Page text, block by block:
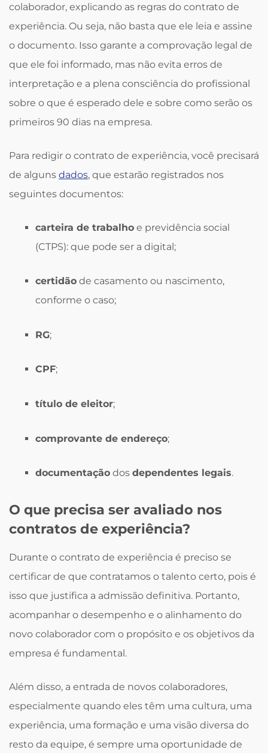
colaborador, explicando as regras do contrato de
experiência. Ou seja, não basta que ele leia e assine
o documento. Isso garante a comprovação legal de
que ele foi informado, mas não evita erros de
interpretação e a plena consciência do profissional
sobre o que é esperado dele e sobre como serão os
primeiros 90 dias na empresa.
Para redigir o contrato de experiência, você precisará
de alguns dados, que estarão registrados nos
seguintes documentos:
carteira de trabalho e previdência social
(CTPS): que pode ser a digital;
certidão de casamento ou nascimento,
conforme o caso;
RG;
CPF;
título de eleitor;
comprovante de endereço;
documentação dos dependentes legais.
O que precisa ser avaliado nos
contratos de experiência?
Durante o contrato de experiência é preciso se
certificar de que contratamos o talento certo, pois é
isso que justifica a admissão definitiva. Portanto,
acompanhar o desempenho e o alinhamento do
novo colaborador com o propósito e os objetivos da
empresa é fundamental.
Além disso, a entrada de novos colaboradores,
especialmente quando eles têm uma cultura, uma
experiência, uma formação e uma visão diversa do
resto da equipe, é sempre uma oportunidade de